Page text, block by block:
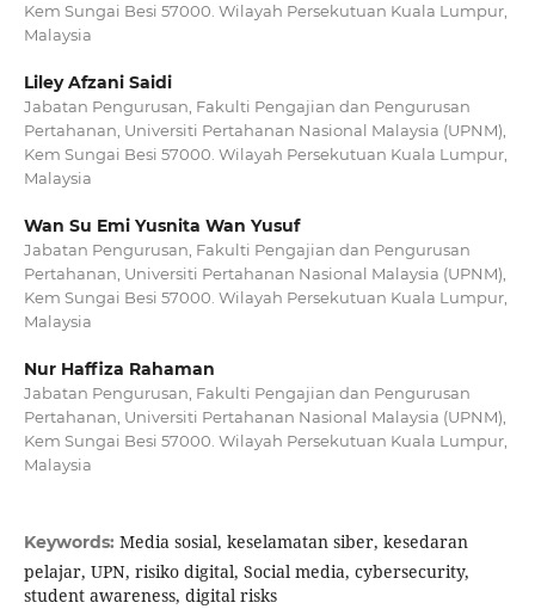
Kem Sungai Besi 57000. Wilayah Persekutuan Kuala Lumpur,
Malaysia
Liley Afzani Saidi
Jabatan Pengurusan, Fakulti Pengajian dan Pengurusan
Pertahanan, Universiti Pertahanan Nasional Malaysia (UPNM),
Kem Sungai Besi 57000. Wilayah Persekutuan Kuala Lumpur,
Malaysia
Wan Su Emi Yusnita Wan Yusuf
Jabatan Pengurusan, Fakulti Pengajian dan Pengurusan
Pertahanan, Universiti Pertahanan Nasional Malaysia (UPNM),
Kem Sungai Besi 57000. Wilayah Persekutuan Kuala Lumpur,
Malaysia
Nur Haffiza Rahaman
Jabatan Pengurusan, Fakulti Pengajian dan Pengurusan
Pertahanan, Universiti Pertahanan Nasional Malaysia (UPNM),
Kem Sungai Besi 57000. Wilayah Persekutuan Kuala Lumpur,
Malaysia
Keywords: Media sosial, keselamatan siber, kesedaran
pelajar, UPN, risiko digital, Social media, cybersecurity,
student awareness, digital risks